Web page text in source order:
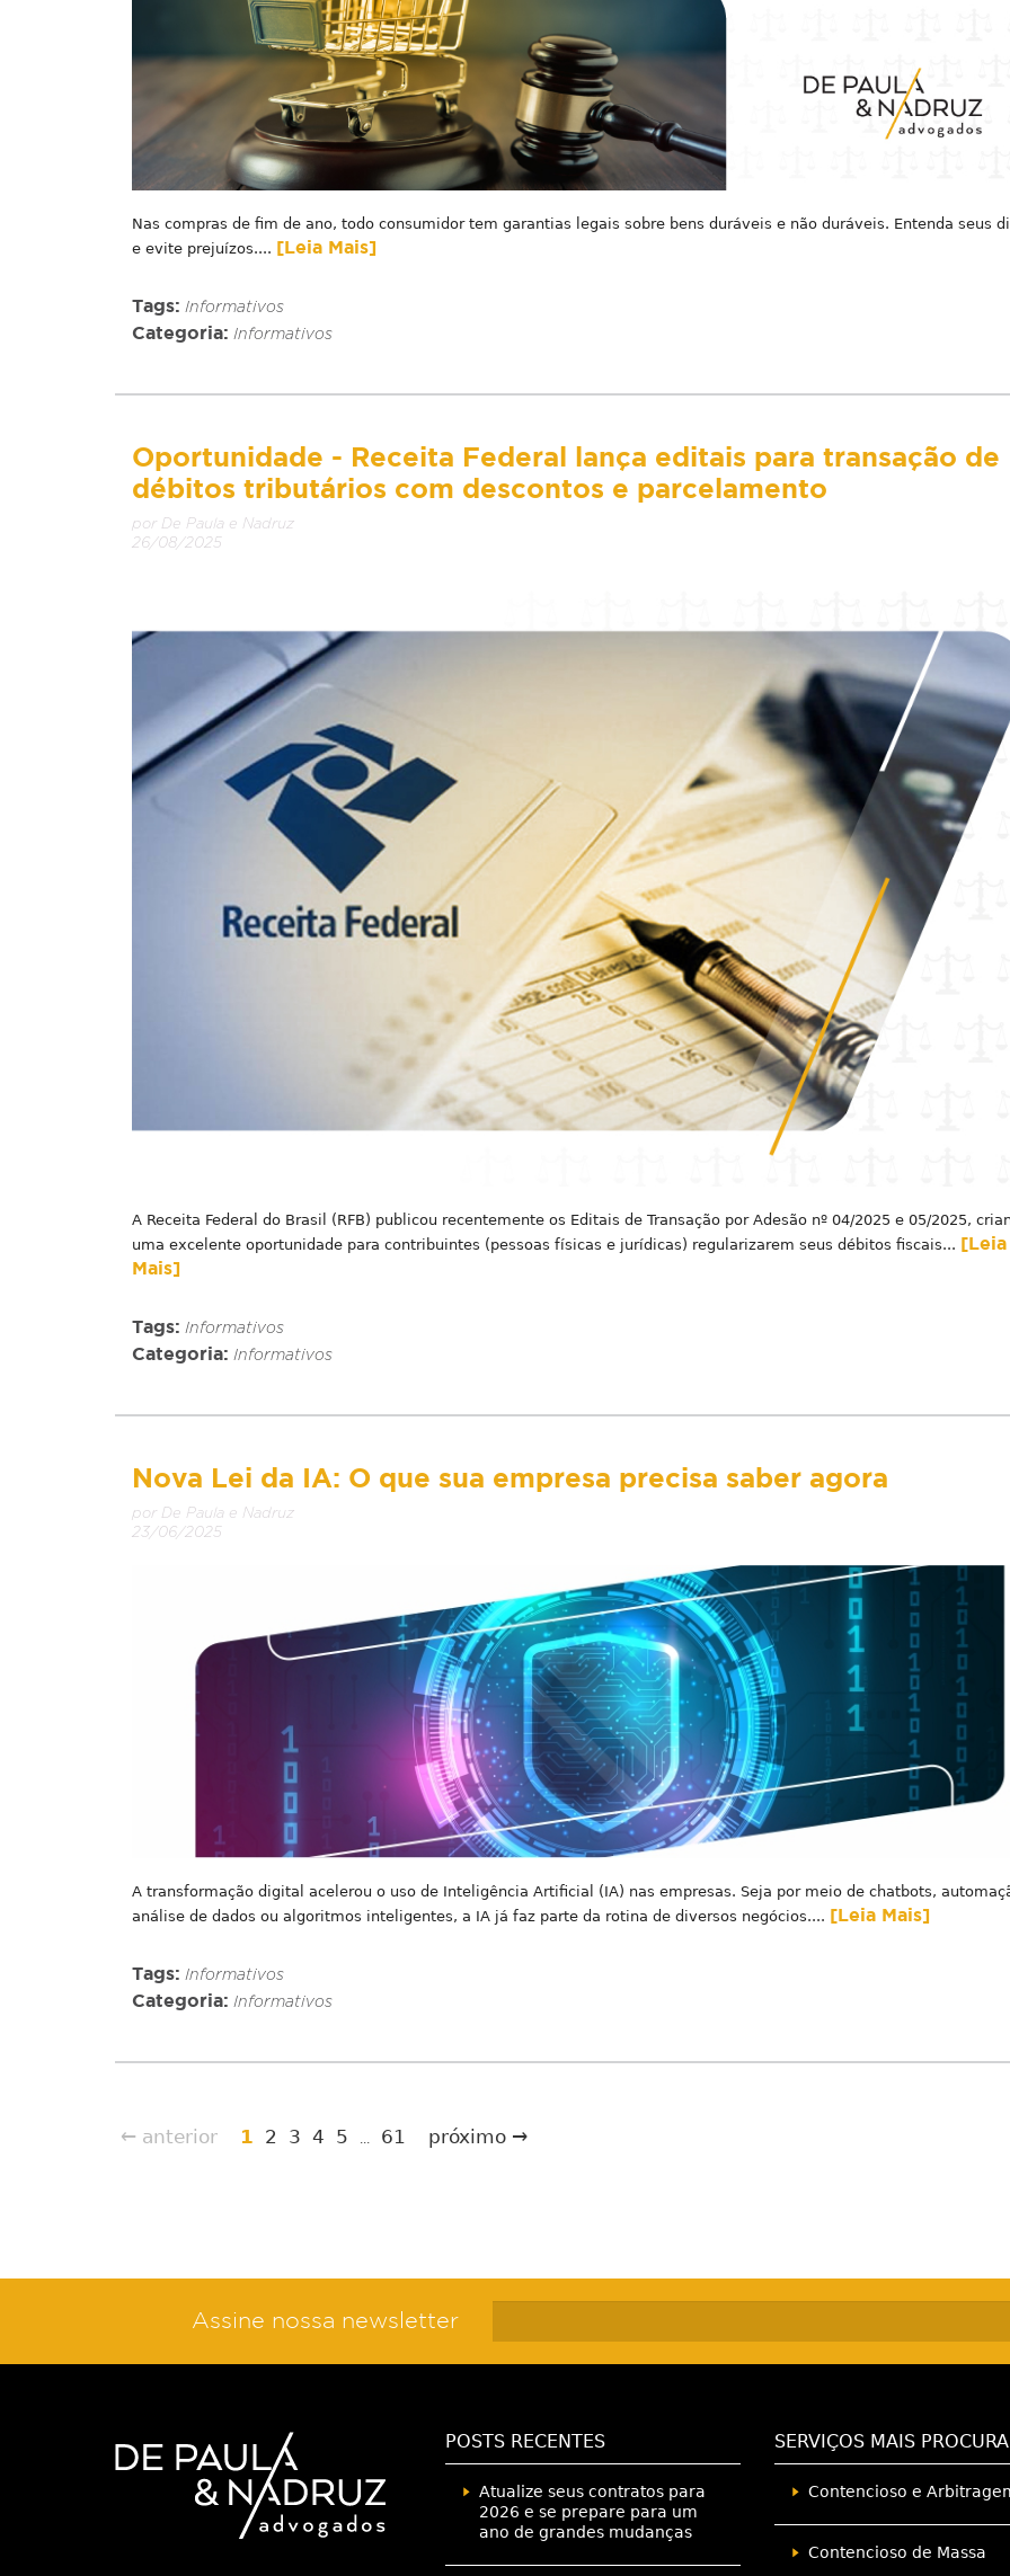
Nas compras de fim de ano, todo consumidor tem garantias legais sobre bens duráveis e não duráveis. Entenda seus
e evite prejuízos.... [Leia Mais]
Tags: Informativos
Categoria: Informativos
Oportunidade - Receita Federal lança editais para transação de
débitos tributários com descontos e parcelamento
por De Paula e Nadruz
26/08/2025
A Receita Federal do Brasil (RFB) publicou recentemente os Editais de Transação por Adesão nº 04/2025 e 05/2025,
uma excelente oportunidade para contribuintes (pessoas físicas e jurídicas) regularizarem seus débitos fiscais... [Leia
Mais]
Tags: Informativos
Categoria: Informativos
Nova Lei da IA: O que sua empresa precisa saber agora
por De Paula e Nadruz
23/06/2025
A transformação digital acelerou o uso de Inteligência Artificial (IA) nas empresas. Seja por meio de chatbots,
análise de dados ou algoritmos inteligentes, a IA já faz parte da rotina de diversos negócios.... [Leia Mais]
Tags: Informativos
Categoria: Informativos
← anterior 1 2 3 4 5 61 próximo →
Assine nossa newsletter
POSTS RECENTES
Atualize seus contratos para
2026 e se prepare para um
ano de grandes mudanças
SERVIÇOS MAIS
Contencioso e
Contencioso de Massa